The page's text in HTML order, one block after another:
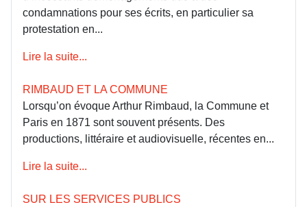
condamnations pour ses écrits, en particulier sa
protestation en...
Lire la suite...
RIMBAUD ET LA COMMUNE
Lorsqu’on évoque Arthur Rimbaud, la Commune et
Paris en 1871 sont souvent présents. Des
productions, littéraire et audiovisuelle, récentes en...
Lire la suite...
SUR LES SERVICES PUBLICS